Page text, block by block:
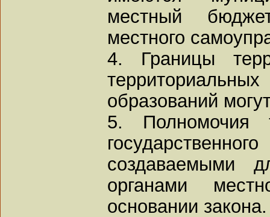
местный
местного
4. Границы
образований
5. Полномочия
создаваемыми
органами
основании закона.